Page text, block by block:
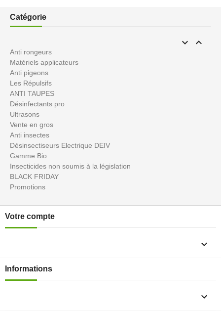
Catégorie
 
Anti rongeurs
Matériels applicateurs
Anti pigeons
Les Répulsifs
ANTI TAUPES
Désinfectants pro
Ultrasons
Vente en gros
Anti insectes
Désinsectiseurs Electrique DEIV
Gamme Bio
Insecticides non soumis à la législation
BLACK FRIDAY
Promotions
Votre compte

Informations
